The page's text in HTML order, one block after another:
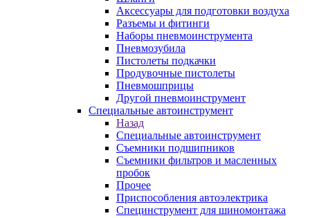
Аксессуары для подготовки воздуха
Разъемы и фитинги
Наборы пневмоинструмента
Пневмозубила
Пистолеты подкачки
Продувочные пистолеты
Пневмошприцы
Другой пневмоинструмент
Специальные автоинструмент
Назад
Специальные автоинструмент
Съемники подшипников
Съемники фильтров и масленных
пробок
Прочее
Приспособления автоэлектрика
Специнструмент для шиномонтажа